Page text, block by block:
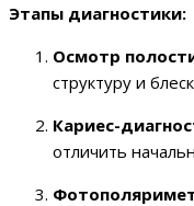
Этапы диагностики:
Осмотр
структуру и
Кариес-
отличить